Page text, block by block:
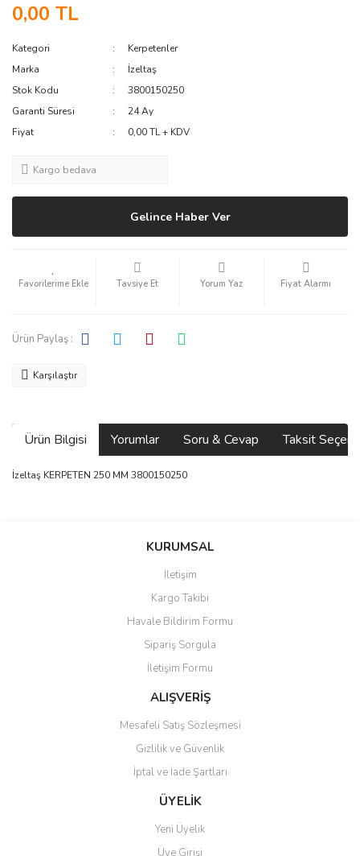
0,00 TL
Kategori
Kerpetenler
Marka
İzeltaş
Stok Kodu
3800150250
Garanti Süresi
24 Ay
Fiyat
0,00 TL + KDV
Kargo bedava
Gelince Haber Ver
Tavsiye Et Yorum Yaz Fiyat Alarmı
Ürün Paylaş :
Karşılaştır
Ürün Bilgisi Yorumlar Soru & Cevap Taksit
İzeltaş KERPETEN 250 MM 3800150250
Bu ürüne ilk yorumu siz yapın!
Ürün hakkında henüz soru sorulmamış.
Ürün resmi kalitesiz, bozuk veya görüntülenemiyor.
Ürün açıklamasında eksik bilgiler bulunuyor.
Ürün bilgilerinde hatalar bulunuyor.
Ürün fiyatı diğer sitelerden daha pahalı.
Bu ürüne benzer farklı alternatifler olmalı.
Gönder
KURUMSAL
İletişim
Kargo Takibi
Havale Bildirim Formu
Sipariş Sorgula
İletişim Formu
ALIŞVERİŞ
Mesafeli Satış Sözleşmesi
Gizlilik ve Güvenlik
İptal ve İade Şartları
ÜYELİK
Yeni Üyelik
Üye Girişi